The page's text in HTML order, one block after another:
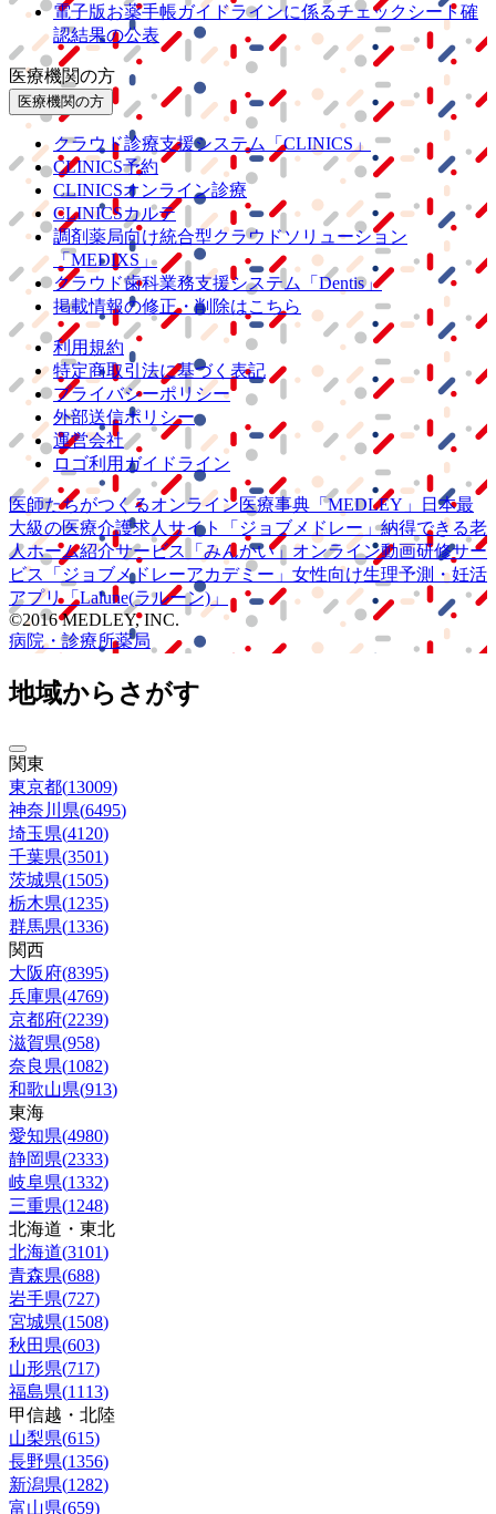
電子版お薬手帳ガイドラインに係るチェックシート確
認結果の公表
医療機関の方
医療機関の方
クラウド診療支援システム
「CLINICS」
CLINICS予約
CLINICSオンライン診療
CLINICSカルテ
調剤薬局向け統合型クラウドソリューション
「MEDIXS」
クラウド歯科業務支援システム
「Dentis」
掲載情報の修正・削除はこちら
利用規約
特定商取引法に基づく表記
プライバシーポリシー
外部送信ポリシー
運営会社
ロゴ利用ガイドライン
医師たちがつくるオンライン医療事典 「MEDLEY」
日本最
大級の医療介護求人サイト 「ジョブメドレー」納得できる老
人ホーム紹介サービス
「みんかい」 オンライン動画研修サー
ビス
「ジョブメドレーアカデミー」 女性向け生理予測・妊活
アプリ「Lalune(ラルーン)」
©2016 MEDLEY, INC.
病院・診療所薬局
地域からさがす
関東
東京都(13009)
神奈川県(6495)
埼玉県(4120)
千葉県(3501)
茨城県(1505)
栃木県(1235)
群馬県(1336)
関西
大阪府(8395)
兵庫県(4769)
京都府(2239)
滋賀県(958)
奈良県(1082)
和歌山県(913)
東海
愛知県(4980)
静岡県(2333)
岐阜県(1332)
三重県(1248)
北海道・東北
北海道(3101)
青森県(688)
岩手県(727)
宮城県(1508)
秋田県(603)
山形県(717)
福島県(1113)
甲信越・北陸
山梨県(615)
長野県(1356)
新潟県(1282)
富山県(659)